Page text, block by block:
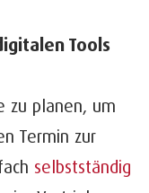
Tools
zu planen, um
Termin zur
selbstständig